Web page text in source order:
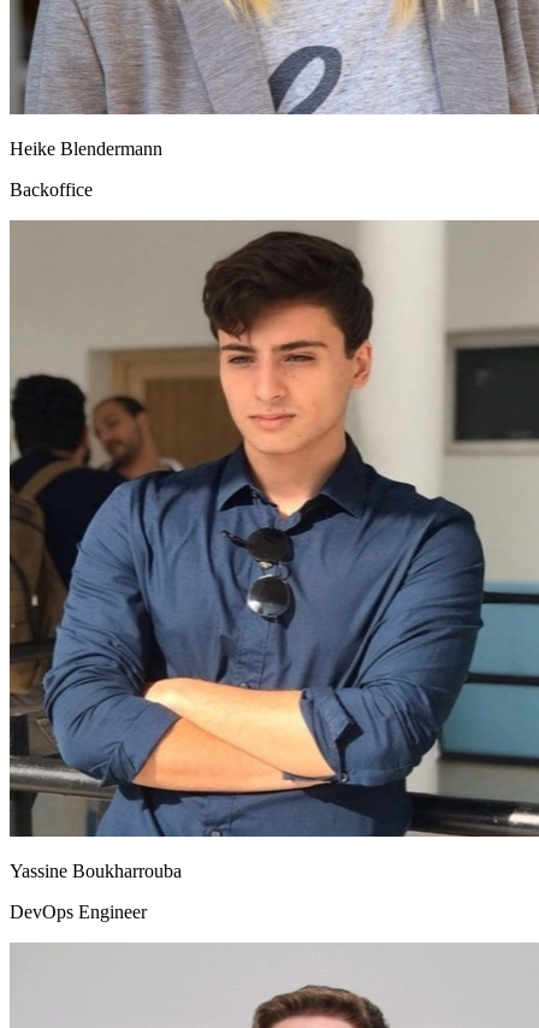
Heike Blendermann
Backoffice
Yassine Boukharrouba
DevOps Engineer